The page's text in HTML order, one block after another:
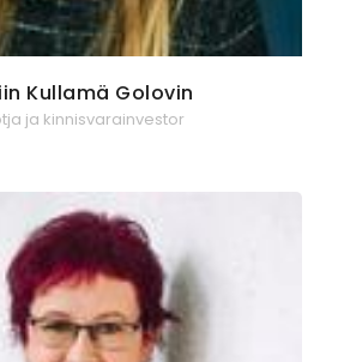
Kullamä Golovin
ja kinnisvarainvestor